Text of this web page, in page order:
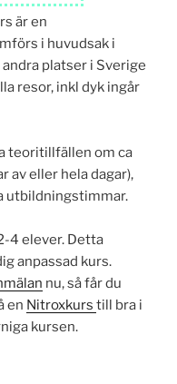
är en
i huvudsak i
platser i Sverige
resor, inkl dyk ingår
teori­tillfällen om ca
av eller hela dagar),
utbildnings­timmar.
4 elever. Detta
anpassad kurs.
nu, så får du
en Nitroxkurs till bra i
kursen.